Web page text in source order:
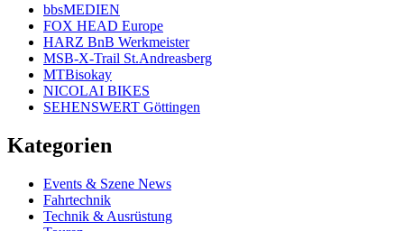
bbsMEDIEN
FOX HEAD Europe
HARZ BnB Werkmeister
MSB-X-Trail St.Andreasberg
MTBisokay
NICOLAI BIKES
SEHENSWERT Göttingen
Kategorien
Events & Szene News
Fahrtechnik
Technik & Ausrüstung